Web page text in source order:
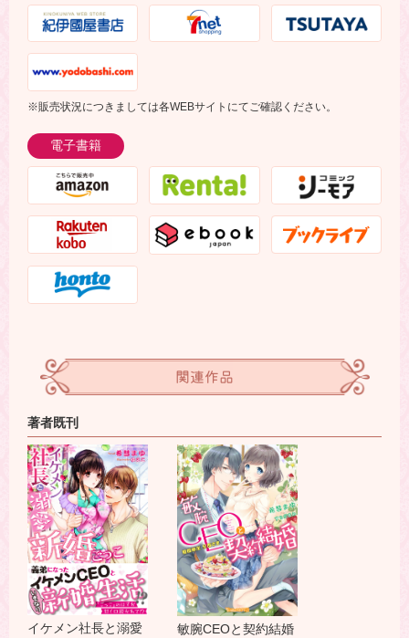
※販売状況につきましては各WEBサイトにてご確認ください。
電子書籍
関連作品
著者既刊
イケメン社長と溺愛
敏腕CEOと契約結婚